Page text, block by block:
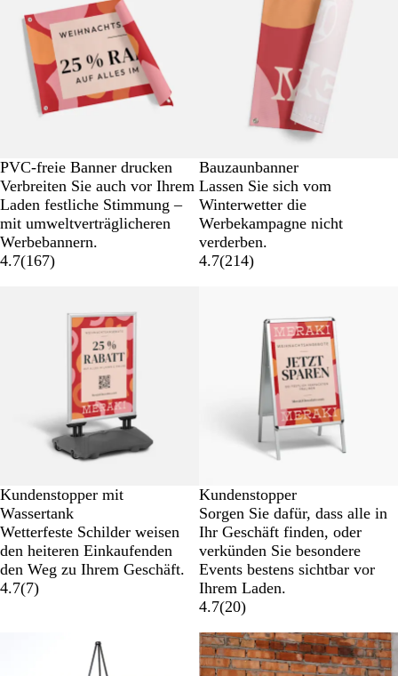
PVC-freie Banner drucken
Verbreiten Sie auch vor Ihrem
Laden festliche Stimmung –
mit umweltverträglicheren
Werbebannern.
4.7(167)
Bauzaunbanner
Lassen Sie sich vom
Winterwetter die
Werbekampagne nicht
verderben.
4.7(214)
Kundenstopper mit
Wassertank
Wetterfeste Schilder weisen
den heiteren Einkaufenden
den Weg zu Ihrem Geschäft.
4.7(7)
Kundenstopper
Sorgen Sie dafür, dass alle in
Ihr Geschäft finden, oder
verkünden Sie besondere
Events bestens sichtbar vor
Ihrem Laden.
4.7(20)
Neue Optionen
Neue Optionen